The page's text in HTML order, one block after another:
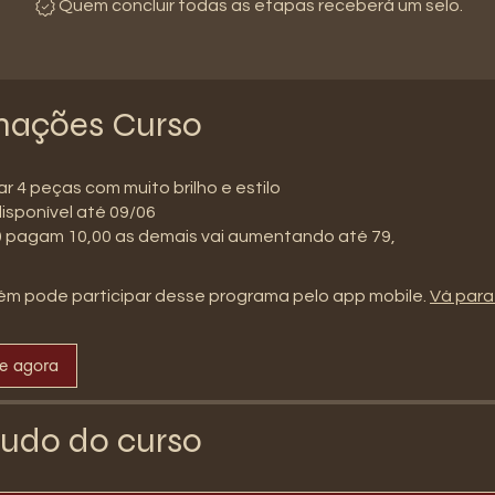
Quem concluir todas as etapas receberá um selo.
Curso
4 peças com muito brilho e estilo
até 09/06
pagam 10,00 as demais vai aumentando até 79,
pode participar desse programa pelo app mobile. Vá
agora
do curso